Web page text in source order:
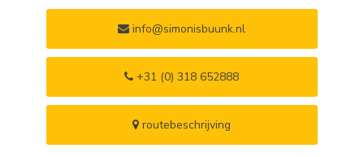
info@simonisbuunk.nl
+31 (0) 318 652888
routebeschrijving